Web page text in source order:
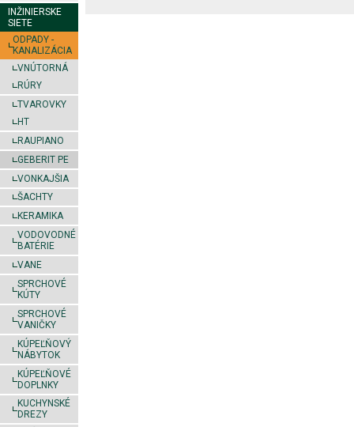
INŽINIERSKE
SIETE
ODPADY -
KANALIZÁCIA
VNÚTORNÁ
RÚRY
TVAROVKY
HT
RAUPIANO
GEBERIT PE
VONKAJŠIA
ŠACHTY
KERAMIKA
VODOVODNÉ
BATÉRIE
VANE
SPRCHOVÉ
KÚTY
SPRCHOVÉ
VANIČKY
KÚPEĽŇOVÝ
NÁBYTOK
KÚPEĽŇOVÉ
DOPLNKY
KUCHYNSKÉ
DREZY